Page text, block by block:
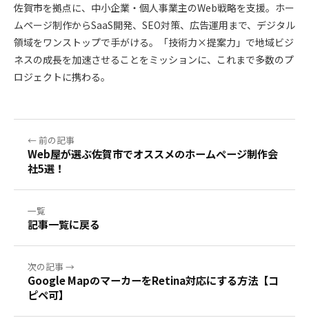
佐賀市を拠点に、中小企業・個人事業主のWeb戦略を支援。ホー
ムページ制作からSaaS開発、SEO対策、広告運用まで、デジタル
領域をワンストップで手がける。「技術力×提案力」で地域ビジ
ネスの成長を加速させることをミッションに、これまで多数のプ
ロジェクトに携わる。
← 前の記事
Web屋が選ぶ佐賀市でオススメのホームページ制作会
社5選！
一覧
記事一覧に戻る
次の記事 →
Google MapのマーカーをRetina対応にする方法【コ
ピペ可】